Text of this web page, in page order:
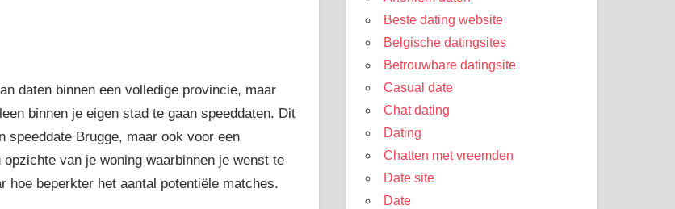
daten binnen een volledige provincie, maar
binnen je eigen stad te gaan speeddaten. Dit
speeddate Brugge, maar ook voor een
van je woning waarbinnen je wenst te
hoe beperkter het aantal potentiële matches.
Beste dating website
Belgische datingsites
Betrouwbare datingsite
Casual date
Chat dating
Dating
Chatten met vreemden
Date site
Date